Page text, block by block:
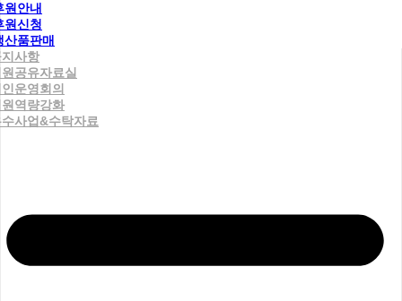
원안내
원신청
산품판매
사항
공유자료실
운영회의
역량강화
사업&수탁자료